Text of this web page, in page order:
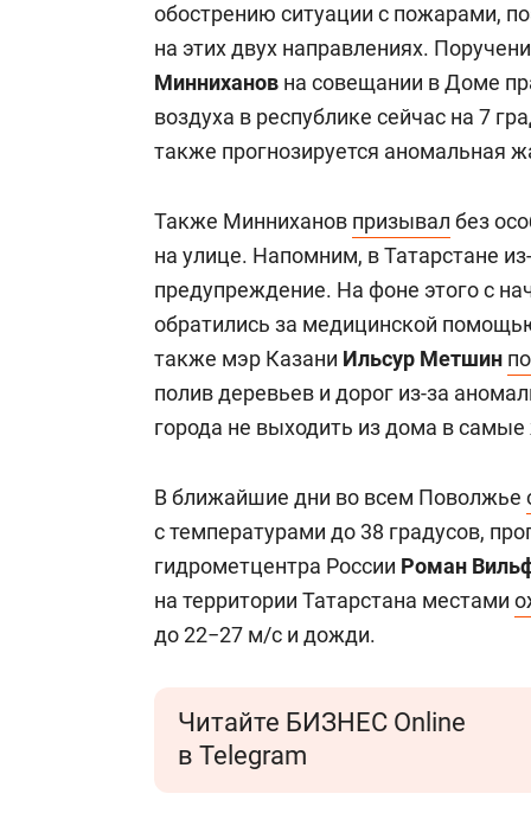
обострению ситуации с пожарами,
на этих двух направлениях.
Минниханов на совещании в Доме
воздуха в республике сейчас на 7
также прогнозируется аномальная
Также Минниханов призывал без
на улице. Напомним, в Татарстане
предупреждение. На фоне этого с
обратились за медицинской
также мэр Казани Ильсур Метшин
полив деревьев и дорог из-за
города не выходить из дома в
В ближайшие дни во всем Поволжье
с температурами до 38 градусов,
гидрометцентра России Роман
на территории Татарстана местами
до 22−27 м/с и дожди.
Читайте БИЗНЕС Online
в Telegram